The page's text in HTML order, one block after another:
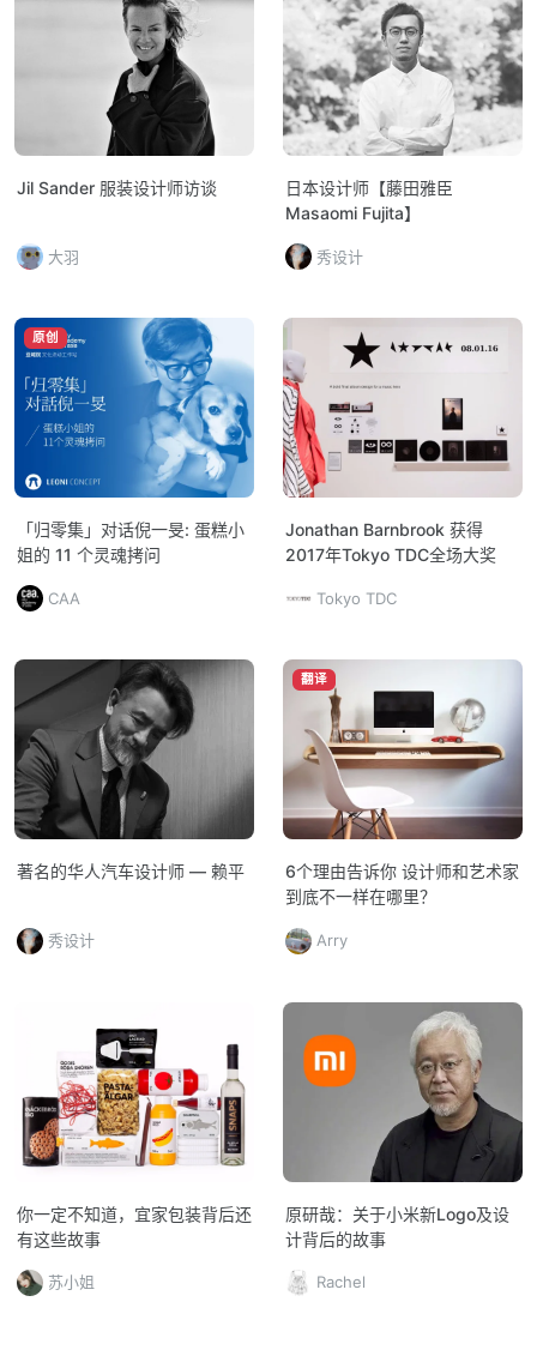
Jil Sander 服装设计师访谈
大羽
日本设计师【藤田雅臣
Masaomi Fujita】
秀设计
原创
「归零集」对话倪一旻: 蛋糕小
姐的 11 个灵魂拷问
CAA
Jonathan Barnbrook 获得
2017年Tokyo TDC全场大奖
Tokyo TDC
著名的华人汽车设计师 — 赖平
秀设计
翻译
6个理由告诉你 设计师和艺术家
到底不一样在哪里？
Arry
你一定不知道，宜家包装背后还
有这些故事
苏小姐
原研哉：关于小米新Logo及设
计背后的故事
Rachel